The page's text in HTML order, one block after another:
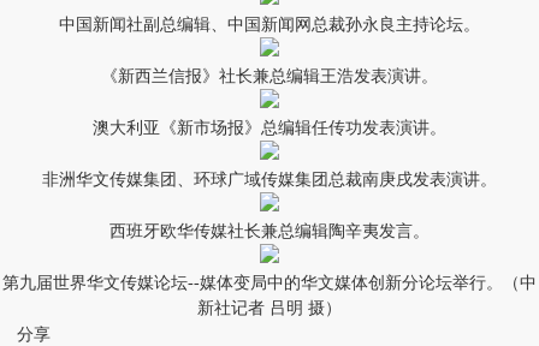
中国新闻社副总编辑、中国新闻网总裁孙永良主持论坛。
《新西兰信报》社长兼总编辑王浩发表演讲。
澳大利亚《新市场报》总编辑任传功发表演讲。
非洲华文传媒集团、环球广域传媒集团总裁南庚戌发表演讲。
西班牙欧华传媒社长兼总编辑陶辛夷发言。
第九届世界华文传媒论坛--媒体变局中的华文媒体创新分论坛举行。（中
新社记者 吕明 摄）
分享